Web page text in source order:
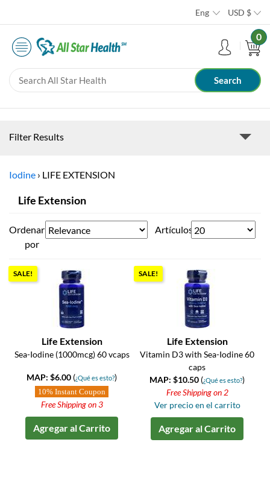
Eng USD $
0
Filter Results
Iodine › LIFE EXTENSION
Life Extension
Ordenar
por
Artículos
SALE!
Life Extension
Sea-Iodine (1000mcg) 60 vcaps
MAP: $6.00 (¿Qué es esto?)
10% Instant Coupon
Free Shipping on 3
Agregar al Carrito
SALE!
Life Extension
Vitamin D3 with Sea-Iodine 60
caps
MAP: $10.50 (¿Qué es esto?)
Free Shipping on 2
Ver precio en el carrito
Agregar al Carrito